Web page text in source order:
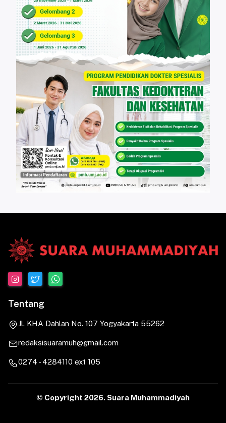
Tentang
Jl. KHA Dahlan No. 107 Yogyakarta 55262
redaksisuaramuh@gmail.com
0274 - 4284110 ext 105
© Copyright 2026. Suara Muhammadiyah